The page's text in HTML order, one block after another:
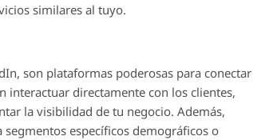
similares al tuyo.
son plataformas poderosas para conectar
interactuar directamente con los clientes,
la visibilidad de tu negocio. Además,
específicos demográficos o